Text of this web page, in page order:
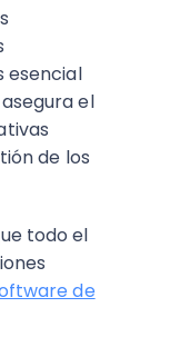
esencial
el
de los
todo el
de